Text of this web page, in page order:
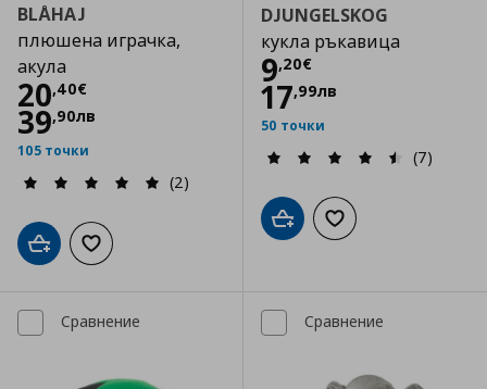
BLÅHAJ
плюшена играчка,
акула
20,40€
Цена
39,90лв
105 точки
(2)
Добави в кошницата
Добави към списъка с любими
DJUNGELSKOG
кукла ръкавица
9,20€
Цена
17,99лв
50 точки
(7)
Добави в кошницата
Добави към
Сравнение Сравнение